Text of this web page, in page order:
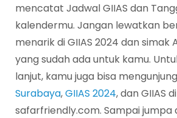
mencatat Jadwal GIIAS dan
kalendermu. Jangan lewatkan
menarik di GIIAS 2024 dan simak
yang sudah ada untuk kamu.
lanjut, kamu juga bisa
Surabaya,GIIAS 2024, dan GIIAS di
safarfriendly.com. Sampai jumpa